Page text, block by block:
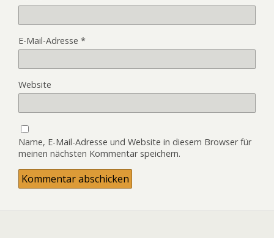
E-Mail-Adresse *
Website
Name, E-Mail-Adresse und Website in diesem Browser für
meinen nächsten Kommentar speichern.